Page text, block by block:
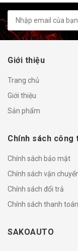
Giới thiệu
Trang chủ
Giới thiệu
Sản phẩm
Chính sách công
Chính sách bảo mật
Chính sách vận
Chính sách đổi trả
Chính sách thanh toán
SAKOAUTO